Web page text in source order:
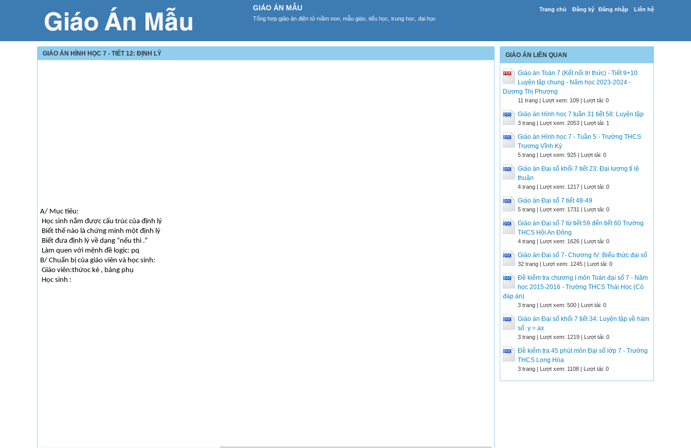
Trang chủ Đăng ký Đăng nhập Liên hệ
GIÁO ÁN MẪU
Tổng hợp giáo án điện tử mầm non, mẫu giáo, tiểu học, trung học, đại học
GIÁO ÁN HÌNH HỌC 7 - TIẾT 12: ĐỊNH LÝ
A/ Mục tiêu:
Học sinh nắm được cấu trúc của định lý
Biết thế nào là chứng minh một định lý
Biết đưa định lý về dạng “nếu thì .”
Làm quen với mệnh đề logic: pq
B/ Chuẩn bị của giáo viên và học sinh:
Giáo viên:thứoc kẻ , bảng phụ
Học sinh :
GIÁO ÁN LIÊN QUAN
Giáo án Toán 7 (Kết nối tri thức) - Tiết 9+10:
Luyện tập chung - Năm học 2023-2024 -
Dương Thị Phượng
11 trang | Lượt xem: 109 | Lượt tải: 0
Giáo án Hình học 7 tuần 31 tiết 58: Luyện tập
3 trang | Lượt xem: 2053 | Lượt tải: 1
Giáo án Hình học 7 - Tuần 5 - Trường THCS
Trương Vĩnh Ký
5 trang | Lượt xem: 925 | Lượt tải: 0
Giáo án Đại số khối 7 tiết 23: Đại lượng tỉ lệ
thuận
4 trang | Lượt xem: 1217 | Lượt tải: 0
Giáo án Đại số 7 tiết 48-49
5 trang | Lượt xem: 1731 | Lượt tải: 0
Giáo án Đại số 7 từ tiết 59 đến tiết 60 Trường
THCS Hội An Đông
4 trang | Lượt xem: 1626 | Lượt tải: 0
Giáo án Đại số 7- Chương IV: Biểu thức đại số
32 trang | Lượt xem: 1245 | Lượt tải: 0
Đề kiểm tra chương I môn Toán đại số 7 - Năm
học 2015-2016 - Trường THCS Thái Học (Có
đáp án)
3 trang | Lượt xem: 500 | Lượt tải: 0
Giáo án Đại số khối 7 tiết 34: Luyện tập về hàm
số: y = ax
3 trang | Lượt xem: 1219 | Lượt tải: 0
Đề kiểm tra 45 phút môn Đại số lớp 7 - Trường
THCS Long Hòa
3 trang | Lượt xem: 1108 | Lượt tải: 0